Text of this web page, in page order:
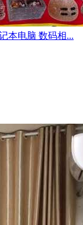
本电脑 数码相...